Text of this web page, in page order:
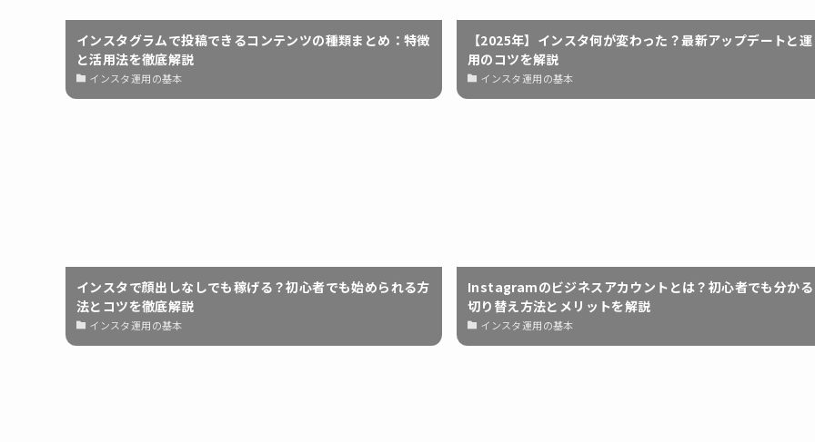
インスタグラムで投稿できるコンテンツの種類まとめ：特徴
と活用法を徹底解説
インスタ運用の基本
【2025年】インスタ何が変わった？最新アップデートと運
用のコツを解説
インスタ運用の基本
インスタで顔出しなしでも稼げる？初心者でも始められる方
法とコツを徹底解説
インスタ運用の基本
Instagramのビジネスアカウントとは？初心者でも分かる
切り替え方法とメリットを解説
インスタ運用の基本